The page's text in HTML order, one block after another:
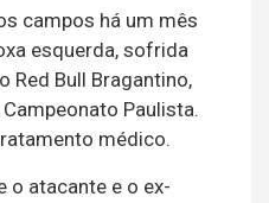
campos há um mês
esquerda, sofrida
Red Bull Bragantino,
Paulista.
médico.
o atacante e o ex-